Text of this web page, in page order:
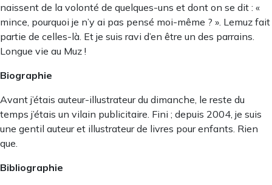
naissent de la volonté de quelques-uns et dont on se dit : «
mince, pourquoi je n’y ai pas pensé moi-même ? ». Lemuz fait
partie de celles-là. Et je suis ravi d’en être un des parrains.
Longue vie au Muz !
Biographie
Avant j’étais auteur-illustrateur du dimanche, le reste du
temps j’étais un vilain publicitaire. Fini ; depuis 2004, je suis
une gentil auteur et illustrateur de livres pour enfants. Rien
que.
Bibliographie